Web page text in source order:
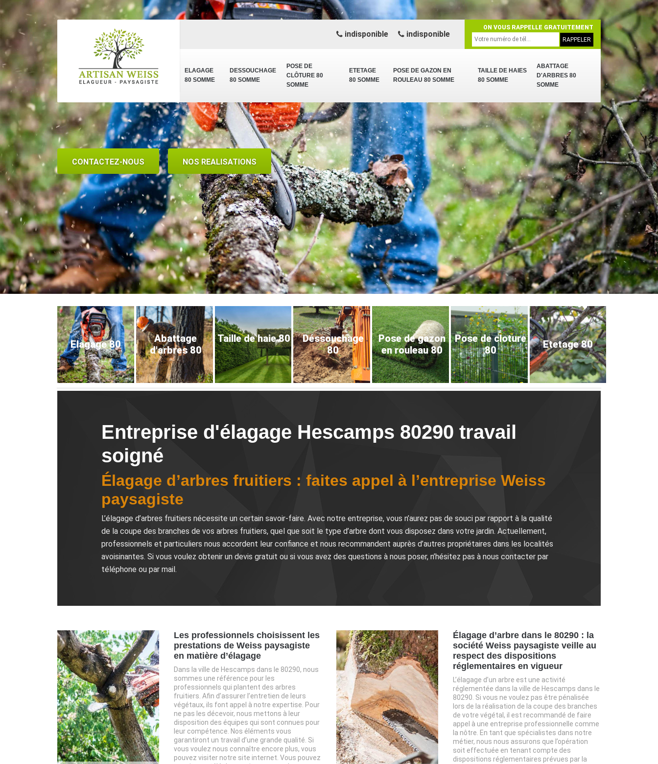
ELAGAGE
80 SOMME
DESSOUCHAGE
80 SOMME
POSE DE
CLÔTURE 80
SOMME
ETETAGE
80 SOMME
POSE DE GAZON EN
ROULEAU 80 SOMME
TAILLE DE HAIES
80 SOMME
ABATTAGE
D'ARBRES 80
SOMME
indisponible indisponible
ON VOUS RAPPELLE GRATUITEMENT
CONTACTEZ-NOUS NOS REALISATIONS
Elagage 80
Abattage
d'arbres 80
Taille de haie 80
Déssouchage
80
Pose de gazon
en rouleau 80
Pose de cloture
80
Etetage 80
Entreprise d'élagage Hescamps 80290 travail
soigné
Élagage d’arbres fruitiers : faites appel à l’entreprise Weiss
paysagiste
L’élagage d’arbres fruitiers nécessite un certain savoir-faire. Avec notre entreprise, vous n’aurez pas de souci par rapport à la qualité
de la coupe des branches de vos arbres fruitiers, quel que soit le type d’arbre dont vous disposez dans votre jardin. Actuellement,
professionnels et particuliers nous accordent leur confiance et nous recommandent auprès d’autres propriétaires dans les localités
avoisinantes. Si vous voulez obtenir un devis gratuit ou si vous avez des questions à nous poser, n’hésitez pas à nous contacter par
téléphone ou par mail.
Les professionnels choisissent les
prestations de Weiss paysagiste
en matière d’élagage
Dans la ville de Hescamps dans le 80290, nous
sommes une référence pour les
professionnels qui plantent des arbres
fruitiers. Afin d’assurer l’entretien de leurs
végétaux, ils font appel à notre expertise. Pour
ne pas les décevoir, nous mettons à leur
disposition des équipes qui sont connues pour
leur compétence. Nos éléments vous
garantiront un travail d’une grande qualité. Si
vous voulez nous connaître encore plus, vous
pouvez visiter notre site internet. Vous pouvez
Élagage d’arbre dans le 80290 : la
société Weiss paysagiste veille au
respect des dispositions
réglementaires en vigueur
L’élagage d’un arbre est une activité
réglementée dans la ville de Hescamps dans le
80290. Si vous ne voulez pas être pénalisée
lors de la réalisation de la coupe des branches
de votre végétal, il est recommandé de faire
appel à une entreprise professionnelle comme
la nôtre. En tant que spécialistes dans notre
métier, nous nous assurons que l’opération
soit effectuée en tenant compte des
dispositions réglementaires prévues par la